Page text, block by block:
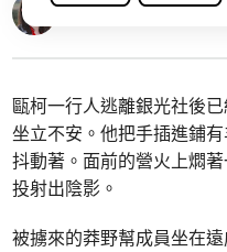
Akemi Dawn
甌柯一行人逃離銀光社後
坐立不安。他把手插進鋪
抖動著。面前的營火上燜
投射出陰影。
被擄來的莽野幫成員坐在